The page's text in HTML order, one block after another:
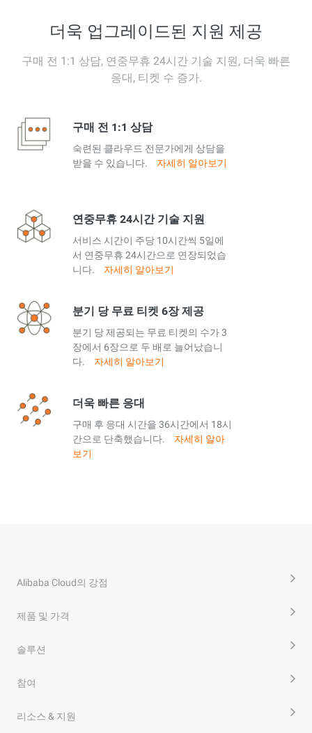
더욱 업그레이드된 지원 제공
구매 전 1:1 상담, 연중무휴 24시간 기술 지원, 더욱 빠른
응대, 티켓 수 증가.
구매 전 1:1 상담
숙련된 클라우드 전문가에게 상담을
받을 수 있습니다.
자세히 알아보기
연중무휴 24시간 기술 지원
서비스 시간이 주당 10시간씩 5일에
서 연중무휴 24시간으로 연장되었습
니다.
자세히 알아보기
분기 당 무료 티켓 6장 제공
분기 당 제공되는 무료 티켓의 수가 3
장에서 6장으로 두 배로 늘어났습니
다.
자세히 알아보기
더욱 빠른 응대
구매 후 응대 시간을 36시간에서 18시
간으로 단축했습니다.
자세히 알아
보기
Alibaba Cloud의 강점
제품 및 가격
솔루션
참여
리소스 & 지원